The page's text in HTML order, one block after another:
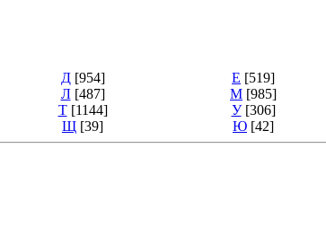
Д [954] Е [519]
Л [487] М [985]
Т [1144] У [306]
Щ [39] Ю [42]